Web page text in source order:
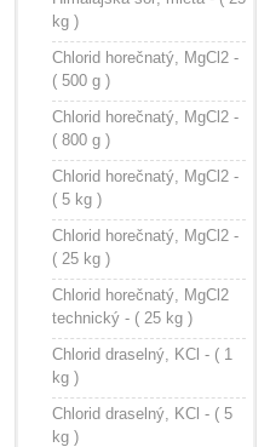
kg )
Chlorid horečnatý, MgCl2 -
( 500 g )
Chlorid horečnatý, MgCl2 -
( 800 g )
Chlorid horečnatý, MgCl2 -
( 5 kg )
Chlorid horečnatý, MgCl2 -
( 25 kg )
Chlorid horečnatý, MgCl2
technický - ( 25 kg )
Chlorid draselný, KCl - ( 1
kg )
Chlorid draselný, KCl - ( 5
kg )